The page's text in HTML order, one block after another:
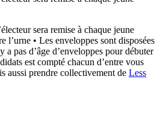
sera remise à chaque jeune
• Les enveloppes sont disposées
pas d’âge d’enveloppes pour débuter
est compté chacun d’entre vous
aussi prendre collectivement de Less